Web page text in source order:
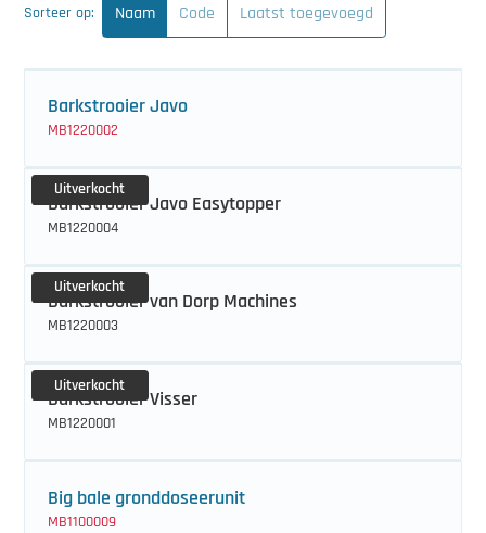
Teeltwisseling
Ventilatoren
Laatst toegevoegd
Sorteer op: Naam Code Laatst toegevoegd
Barkstrooier Javo
MB1220002
Uitverkocht
Barkstrooier Javo Easytopper
MB1220004
Uitverkocht
Barkstrooier van Dorp Machines
MB1220003
Uitverkocht
Barkstrooier Visser
MB1220001
Big bale gronddoseerunit
MB1100009